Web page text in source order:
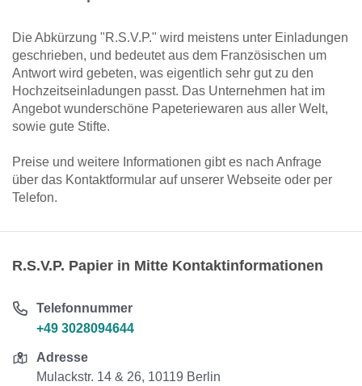
Die Abkürzung "R.S.V.P." wird meistens unter Einladungen
geschrieben, und bedeutet aus dem Französischen um
Antwort wird gebeten, was eigentlich sehr gut zu den
Hochzeitseinladungen passt. Das Unternehmen hat im
Angebot wunderschöne Papeteriewaren aus aller Welt,
sowie gute Stifte.
Preise und weitere Informationen gibt es nach Anfrage
über das Kontaktformular auf unserer Webseite oder per
Telefon.
R.S.V.P. Papier in Mitte Kontaktinformationen
Telefonnummer
+49 3028094644
Adresse
Mulackstr. 14 & 26, 10119 Berlin